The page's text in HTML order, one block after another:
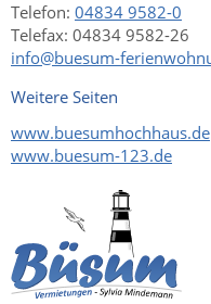
Telefon: 04834 9582-0
Telefax: 04834 9582-26
info@buesum-
Weitere Seiten
www.buesumhochhaus.de
www.buesum-123.de